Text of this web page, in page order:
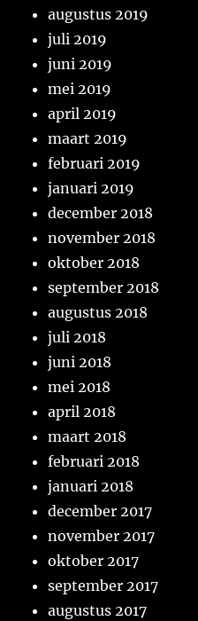
augustus 2019
juli 2019
juni 2019
mei 2019
april 2019
maart 2019
februari 2019
januari 2019
december 2018
november 2018
oktober 2018
september 2018
augustus 2018
juli 2018
juni 2018
mei 2018
april 2018
maart 2018
februari 2018
januari 2018
december 2017
november 2017
oktober 2017
september 2017
augustus 2017